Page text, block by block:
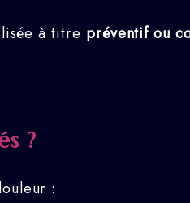
à titre préventif ou
?
: